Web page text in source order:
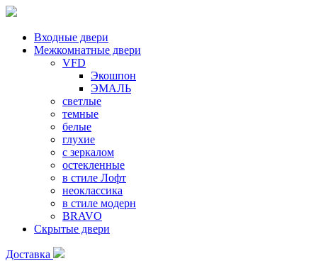
Входные двери
Межкомнатные двери
VFD
Экошпон
ЭМАЛЬ
светлые
темные
белые
глухие
с зеркалом
остекленные
в стиле Лофт
неоклассика
в стиле модерн
BRAVO
Скрытые двери
Доставка